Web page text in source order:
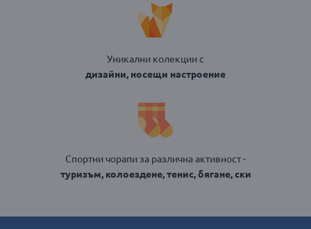
Уникални колекции с
дизайни, носещи настроение
Спортни чорапи за различна активност -
туризъм, колоездене, тенис, бягане, ски